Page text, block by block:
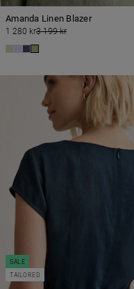
Amanda Linen Blazer
1 280 kr3 199 kr
TAILORED
SALE